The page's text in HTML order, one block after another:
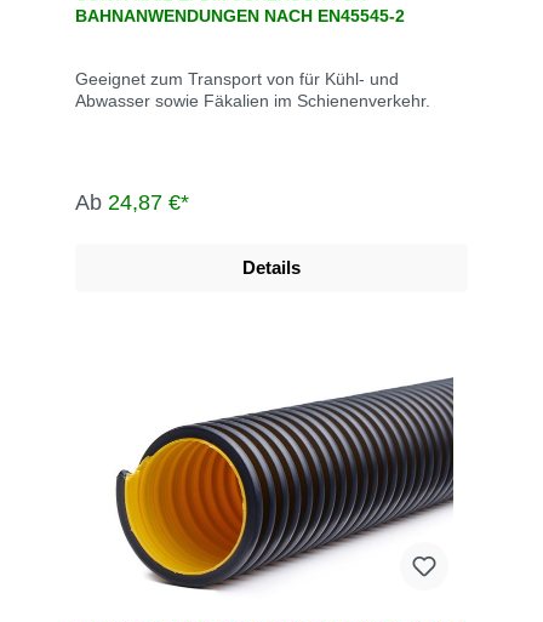
BAHNANWENDUNGEN NACH EN45545-2
Geeignet zum Transport von für Kühl- und
Abwasser sowie Fäkalien im Schienenverkehr.
Ab 24,87 €*
Details